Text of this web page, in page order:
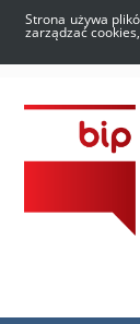
Strona używa
zarządzać